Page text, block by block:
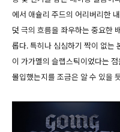
에서 애슐리 주드의 어리버리한
덧 극의 흐름을 좌우하는 중요한
롭다. 특히나 심심하기 짝이 없는
이 가가멜의 슬랩스틱이었다는
몰입했는지를 조금은 알 수 있을